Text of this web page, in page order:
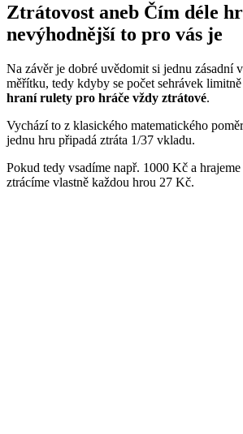
Ztrátovost aneb Čím déle
nevýhodnější to pro vás je
Na závěr je dobré uvědomit si jednu zásadní
měřítku, tedy kdyby se počet sehrávek
hraní rulety pro hráče vždy ztrátové.
Vychází to z klasického matematického
jednu hru připadá ztráta 1/37 vkladu.
Pokud tedy vsadíme např. 1000 Kč a
ztrácíme vlastně každou hrou 27 Kč.